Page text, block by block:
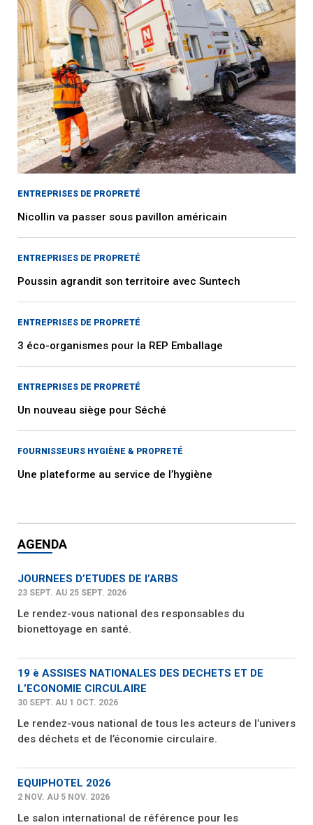
ENTREPRISES DE PROPRETÉ
Nicollin va passer sous pavillon américain
ENTREPRISES DE PROPRETÉ
Poussin agrandit son territoire avec Suntech
ENTREPRISES DE PROPRETÉ
3 éco-organismes pour la REP Emballage
ENTREPRISES DE PROPRETÉ
Un nouveau siège pour Séché
FOURNISSEURS HYGIÈNE & PROPRETÉ
Une plateforme au service de l’hygiène
AGENDA
JOURNEES D’ETUDES DE l’ARBS
23 SEPT. AU 25 SEPT. 2026
Le rendez-vous national des responsables du
bionettoyage en santé.
19 è ASSISES NATIONALES DES DECHETS ET DE
L’ECONOMIE CIRCULAIRE
30 SEPT. AU 1 OCT. 2026
Le rendez-vous national de tous les acteurs de l’univers
des déchets et de l’économie circulaire.
EQUIPHOTEL 2026
2 NOV. AU 5 NOV. 2026
Le salon international de référence pour les